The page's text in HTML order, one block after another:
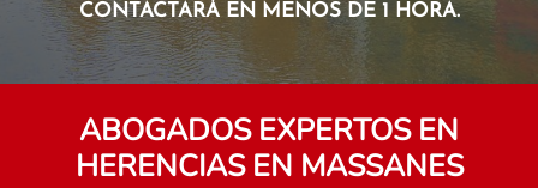
CONTACTARÁ EN MENOS DE 1 HORA.
ABOGADOS EXPERTOS EN
HERENCIAS EN MASSANES